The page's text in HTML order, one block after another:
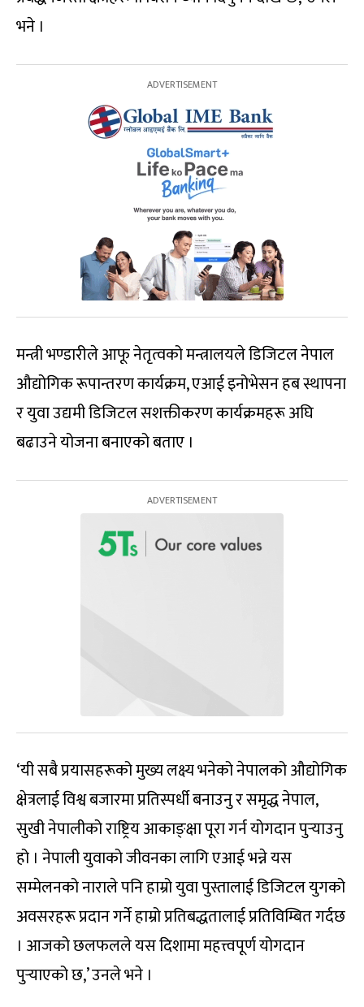
भने ।
मन्त्री भण्डारीले आफू नेतृत्वको मन्त्रालयले डिजिटल नेपाल
औद्योगिक रूपान्तरण कार्यक्रम, एआई इनोभेसन हब स्थापना
र युवा उद्यमी डिजिटल सशक्तीकरण कार्यक्रमहरू अघि
बढाउने योजना बनाएको बताए ।
‘यी सबै प्रयासहरूको मुख्य लक्ष्य भनेको नेपालको औद्योगिक
क्षेत्रलाई विश्व बजारमा प्रतिस्पर्धी बनाउनु र समृद्ध नेपाल,
सुखी नेपालीको राष्ट्रिय आकाङ्‍क्षा पूरा गर्न योगदान पुर्‍याउनु
हो । नेपाली युवाको जीवनका लागि एआई भन्ने यस
सम्मेलनको नाराले पनि हाम्रो युवा पुस्तालाई डिजिटल युगको
अवसरहरू प्रदान गर्ने हाम्रो प्रतिबद्धतालाई प्रतिविम्बित गर्दछ
। आजको छलफलले यस दिशामा महत्त्वपूर्ण योगदान
पुर्‍याएको छ,’ उनले भने ।